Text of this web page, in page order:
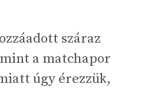
száraz
a matchapor
úgy érezzük,